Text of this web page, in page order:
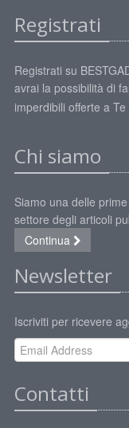
Registrati
Registrati su
avrai la possibilità di
imperdibili offerte a
Chi siamo
Siamo una delle
settore degli articoli
Continua
Newsletter
Iscriviti per ricevere
Contatti